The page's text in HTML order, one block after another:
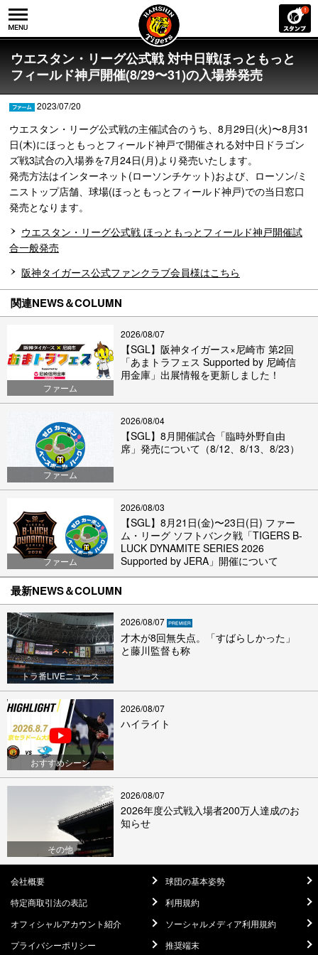
ウエスタン・リーグ公式戦 対中日戦ほっともっと
フィールド神戸開催(8/29〜31)の入場券発売
2023/07/20
ウエスタン・リーグ公式戦の主催試合のうち、8月29日(火)〜8月31
日(木)にほっともっとフィールド神戸で開催される対中日ドラゴン
ズ戦3試合の入場券を7月24日(月)より発売いたします。
発売方法はインターネット(ローソンチケット)および、ローソン/ミ
ニストップ店舗、球場(ほっともっとフィールド神戸)での当日窓口
発売となります。
ウエスタン・リーグ公式戦 ほっともっとフィールド神戸開催試
合一般発売
阪神タイガース公式ファンクラブ会員様はこちら
関連NEWS＆COLUMN
ファーム
2026/08/07
【SGL】阪神タイガース×尼崎市 第2回
「あまトラフェス Supported by 尼崎信
用金庫」出展情報を更新しました！
ファーム
2026/08/04
【SGL】8月開催試合「臨時外野自由
席」発売について（8/12、8/13、8/23）
ファーム
2026/08/03
【SGL】8月21日(金)〜23日(日) ファー
ム・リーグ ソフトバンク戦「TIGERS B-
LUCK DYNAMITE SERIES 2026
Supported by JERA」開催について
最新NEWS＆COLUMN
トラ番LIVEニュース
2026/08/07
才木が8回無失点。「すばらしかった」
と藤川監督も称
おすすめシーン
2026/08/07
ハイライト
その他
2026/08/07
2026年度公式戦入場者200万人達成のお
知らせ
会社概要
球団の基本姿勢
特定商取引法の表記
利用規約
オフィシャルアカウント紹介
ソーシャルメディア利用規約
プライバシーポリシー
推奨端末